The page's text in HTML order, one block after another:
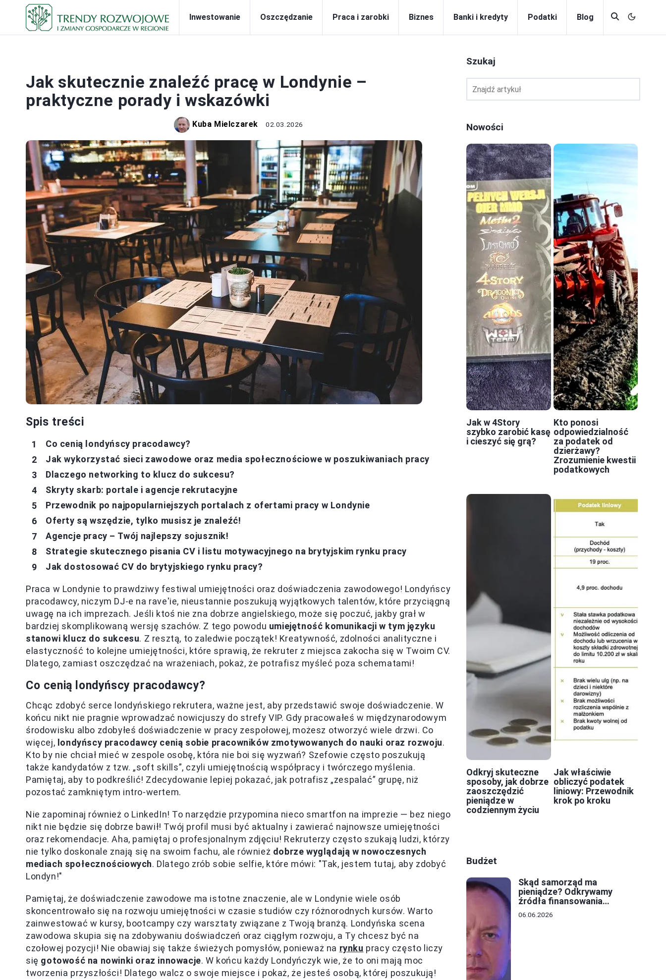
Inwestowanie Oszczędzanie Praca i zarobki Biznes Banki i kredyty Podatki Blog
Jak skutecznie znaleźć pracę w Londynie –
praktyczne porady i wskazówki
Kuba Mielczarek 02.03.2026
Spis treści
Co cenią londyńscy pracodawcy?
Jak wykorzystać sieci zawodowe oraz media społecznościowe w poszukiwaniach pracy
Dlaczego networking to klucz do sukcesu?
Skryty skarb: portale i agencje rekrutacyjne
Przewodnik po najpopularniejszych portalach z ofertami pracy w Londynie
Oferty są wszędzie, tylko musisz je znaleźć!
Agencje pracy – Twój najlepszy sojusznik!
Strategie skutecznego pisania CV i listu motywacyjnego na brytyjskim rynku pracy
Jak dostosować CV do brytyjskiego rynku pracy?
Praca w Londynie to prawdziwy festiwal umiejętności oraz doświadczenia zawodowego! Londyńscy
pracodawcy, niczym DJ-e na rave'ie, nieustannie poszukują wyjątkowych talentów, które przyciągną
uwagę na ich imprezach. Jeśli ktoś nie zna dobrze angielskiego, może się poczuć, jakby grał w
bardziej skomplikowaną wersję szachów. Z tego powodu umiejętność komunikacji w tym języku
stanowi klucz do sukcesu. Z resztą, to zaledwie początek! Kreatywność, zdolności analityczne i
elastyczność to kolejne umiejętności, które sprawią, że rekruter z miejsca zakocha się w Twoim CV.
Dlatego, zamiast oszczędzać na wrażeniach, pokaż, że potrafisz myśleć poza schematami!
Co cenią londyńscy pracodawcy?
Chcąc zdobyć serce londyńskiego rekrutera, ważne jest, aby przedstawić swoje doświadczenie. W
końcu nikt nie pragnie wprowadzać nowicjuszy do strefy VIP. Gdy pracowałeś w międzynarodowym
środowisku albo zdobyłeś doświadczenie w pracy zespołowej, możesz otworzyć wiele drzwi. Co
więcej, londyńscy pracodawcy cenią sobie pracowników zmotywowanych do nauki oraz rozwoju.
Kto by nie chciał mieć w zespole osobę, która nie boi się wyzwań? Szefowie często poszukują
także kandydatów z tzw. „soft skills”, czyli umiejętnością współpracy i twórczego myślenia.
Pamiętaj, aby to podkreślić! Zdecydowanie lepiej pokazać, jak potrafisz „zespalać” grupę, niż
pozostać zamkniętym intro-wertem.
Nie zapominaj również o LinkedIn! To narzędzie przypomina nieco smartfon na imprezie — bez niego
nikt nie będzie się dobrze bawił! Twój profil musi być aktualny i zawierać najnowsze umiejętności
oraz rekomendacje. Aha, pamiętaj o profesjonalnym zdjęciu! Rekruterzy często szukają ludzi, którzy
nie tylko doskonale znają się na swoim fachu, ale również dobrze wyglądają w nowoczesnych
mediach społecznościowych. Dlatego zrób sobie selfie, które mówi: "Tak, jestem tutaj, aby zdobyć
Londyn!"
Pamiętaj, że doświadczenie zawodowe ma istotne znaczenie, ale w Londynie wiele osób
skoncentrowało się na rozwoju umiejętności w czasie studiów czy różnorodnych kursów. Warto
zainwestować w kursy, bootcampy czy warsztaty związane z Twoją branżą. Londyńska scena
zawodowa skupia się na zdobywaniu doświadczeń oraz ciągłym rozwoju, a Ty chcesz być na
czołowej pozycji! Nie obawiaj się także świeżych pomysłów, ponieważ na rynku pracy często liczy
się gotowość na nowinki oraz innowacje. W końcu każdy Londyńczyk wie, że to oni mają moc
tworzenia przyszłości! Dlatego walcz o swoje miejsce i pokaż, że jesteś osobą, której poszukują!
Szukaj
Nowości
Jak w 4Story
szybko zarobić kasę
i cieszyć się grą?
Kto ponosi
odpowiedzialność
za podatek od
dzierżawy?
Zrozumienie kwestii
podatkowych
Odkryj skuteczne
sposoby, jak dobrze
zaoszczędzić
pieniądze w
codziennym życiu
Jak właściwie
obliczyć podatek
liniowy: Przewodnik
krok po kroku
Budżet
Skąd samorząd ma
pieniądze? Odkrywamy
źródła finansowania
lokalnych budżetów
06.06.2026